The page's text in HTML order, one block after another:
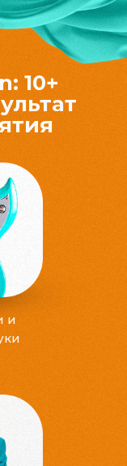
и
10+